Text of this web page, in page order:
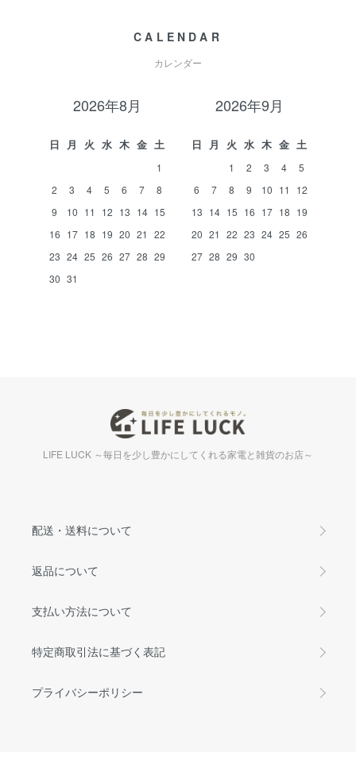
CALENDAR
カレンダー
2026年8月
日 月 火 水 木 金 土
1
2
3 4 5 6 7
8
9
10 11 12 13 14 15
16 17 18 19 20 21 22
23 24 25 26 27 28 29
30 31
2026年9月
日 月 火 水 木 金 土
1 2 3 4
5
6
7 8 9 10 11
12
13 14 15 16 17 18 19
20 21 22 23 24 25 26
27 28 29 30
LIFE LUCK ～毎日を少し豊かにしてくれる家電と雑貨のお店～
配送・送料について
返品について
支払い方法について
特定商取引法に基づく表記
プライバシーポリシー